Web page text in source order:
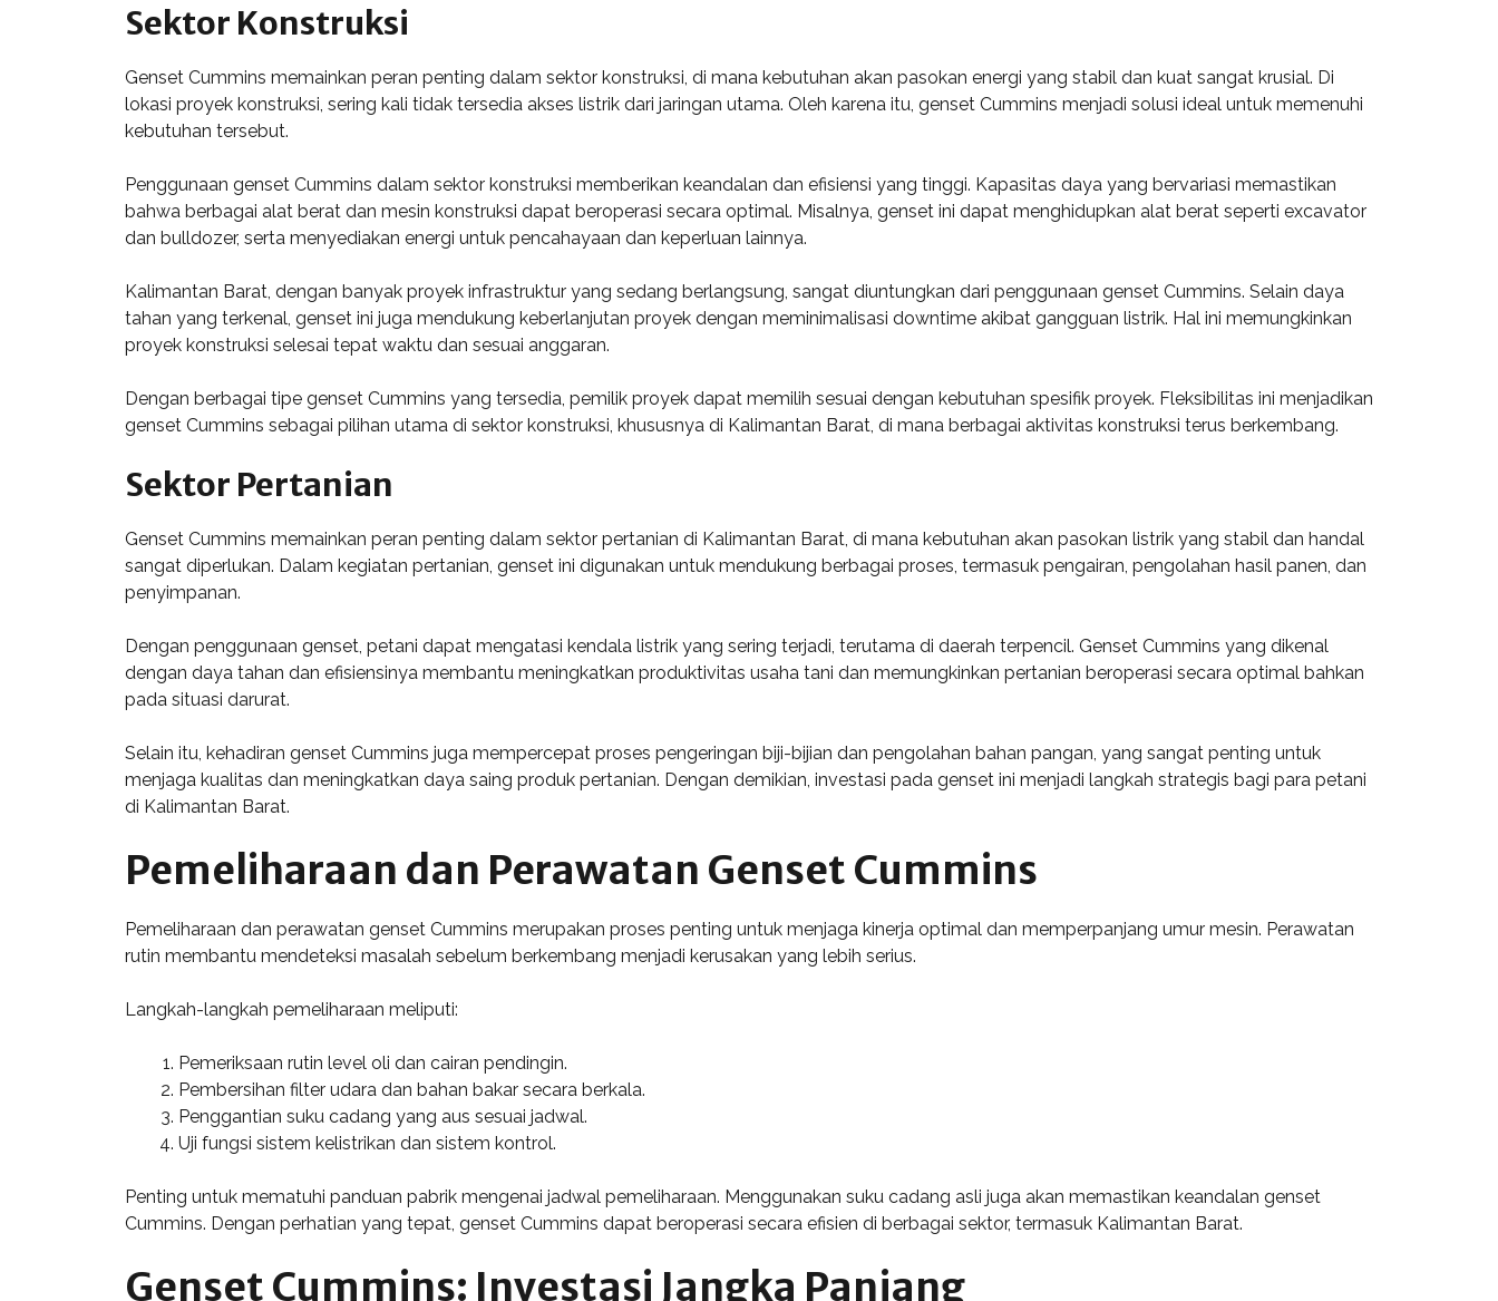
Sektor Konstruksi
Genset Cummins memainkan peran penting dalam sektor konstruksi, di mana kebutuhan akan pasokan energi yang stabil dan kuat sangat krusial. Di
lokasi proyek konstruksi, sering kali tidak tersedia akses listrik dari jaringan utama. Oleh karena itu, genset Cummins menjadi solusi ideal untuk memenuhi
kebutuhan tersebut.
Penggunaan genset Cummins dalam sektor konstruksi memberikan keandalan dan efisiensi yang tinggi. Kapasitas daya yang bervariasi memastikan
bahwa berbagai alat berat dan mesin konstruksi dapat beroperasi secara optimal. Misalnya, genset ini dapat menghidupkan alat berat seperti excavator
dan bulldozer, serta menyediakan energi untuk pencahayaan dan keperluan lainnya.
Kalimantan Barat, dengan banyak proyek infrastruktur yang sedang berlangsung, sangat diuntungkan dari penggunaan genset Cummins. Selain daya
tahan yang terkenal, genset ini juga mendukung keberlanjutan proyek dengan meminimalisasi downtime akibat gangguan listrik. Hal ini memungkinkan
proyek konstruksi selesai tepat waktu dan sesuai anggaran.
Dengan berbagai tipe genset Cummins yang tersedia, pemilik proyek dapat memilih sesuai dengan kebutuhan spesifik proyek. Fleksibilitas ini menjadikan
genset Cummins sebagai pilihan utama di sektor konstruksi, khususnya di Kalimantan Barat, di mana berbagai aktivitas konstruksi terus berkembang.
Sektor Pertanian
Genset Cummins memainkan peran penting dalam sektor pertanian di Kalimantan Barat, di mana kebutuhan akan pasokan listrik yang stabil dan handal
sangat diperlukan. Dalam kegiatan pertanian, genset ini digunakan untuk mendukung berbagai proses, termasuk pengairan, pengolahan hasil panen, dan
penyimpanan.
Dengan penggunaan genset, petani dapat mengatasi kendala listrik yang sering terjadi, terutama di daerah terpencil. Genset Cummins yang dikenal
dengan daya tahan dan efisiensinya membantu meningkatkan produktivitas usaha tani dan memungkinkan pertanian beroperasi secara optimal bahkan
pada situasi darurat.
Selain itu, kehadiran genset Cummins juga mempercepat proses pengeringan biji-bijian dan pengolahan bahan pangan, yang sangat penting untuk
menjaga kualitas dan meningkatkan daya saing produk pertanian. Dengan demikian, investasi pada genset ini menjadi langkah strategis bagi para petani
di Kalimantan Barat.
Pemeliharaan dan Perawatan Genset Cummins
Pemeliharaan dan perawatan genset Cummins merupakan proses penting untuk menjaga kinerja optimal dan memperpanjang umur mesin. Perawatan
rutin membantu mendeteksi masalah sebelum berkembang menjadi kerusakan yang lebih serius.
Langkah-langkah pemeliharaan meliputi:
Pemeriksaan rutin level oli dan cairan pendingin.
Pembersihan filter udara dan bahan bakar secara berkala.
Penggantian suku cadang yang aus sesuai jadwal.
Uji fungsi sistem kelistrikan dan sistem kontrol.
Penting untuk mematuhi panduan pabrik mengenai jadwal pemeliharaan. Menggunakan suku cadang asli juga akan memastikan keandalan genset
Cummins. Dengan perhatian yang tepat, genset Cummins dapat beroperasi secara efisien di berbagai sektor, termasuk Kalimantan Barat.
Genset Cummins: Investasi Jangka Panjang